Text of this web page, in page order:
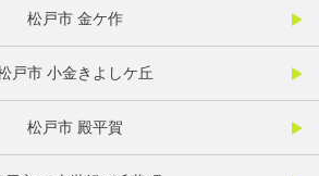
松戸市 金ケ作
戸市 小金きよしケ丘
松戸市 殿平賀